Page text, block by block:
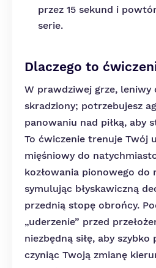
przez 15 sekund i
serie.
Dlaczego to
W prawdziwej grze, leniwy
skradziony; potrzebujesz
panowaniu nad piłką, aby
To ćwiczenie trenuje Twój
mięśniowy do
kozłowania pionowego do
symulując błyskawiczną
przednią stopę obrońcy.
„uderzenie” przed
niezbędną siłę, aby szybko
czyniąc Twoją zmianę